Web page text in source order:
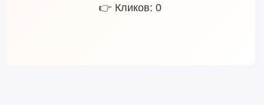
👉 Кликов: 0